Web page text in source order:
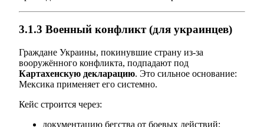
3.1.3 Военный конфликт (для украинцев)
Граждане Украины, покинувшие страну из-за
вооружённого конфликта, подпадают под
Картахенскую декларацию. Это сильное основание:
Мексика применяет его системно.
Кейс строится через:
документацию бегства от боевых действий;